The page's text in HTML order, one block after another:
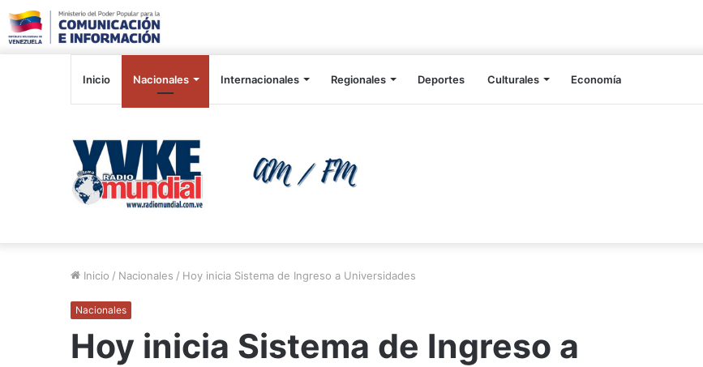
Inicio Nacionales Internacionales Regionales Deportes Culturales Economía
Inicio / Nacionales / Hoy inicia Sistema de Ingreso a Universidades
Nacionales
Hoy inicia Sistema de Ingreso a